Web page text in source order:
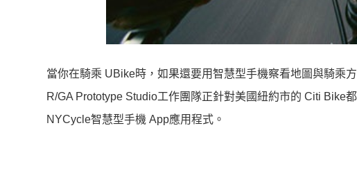
當你在騎乘 UBike時，如果還要用智慧型手機察看地圖與騎乘
R/GA Prototype Studio工作團隊正針對美國紐約市的 Citi Bike
NYCycle智慧型手機 App應用程式。